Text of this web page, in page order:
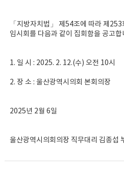
「지방자치법」 제54조에 따라 제253
임시회를 다음과 같이 집회함을 공고합
1. 일 시 : 2025. 2. 12.(수) 오전 10시
2. 장 소 : 울산광역시의회 본회의장
2025년 2월 6일
울산광역시의회의장 직무대리 김종섭